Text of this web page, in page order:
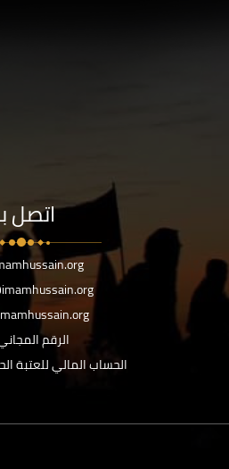
اتصل
الرقم
الحساب المالي للعتبة